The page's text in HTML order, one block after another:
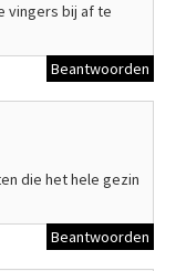
vingers bij af te
Beantwoorden
die het hele gezin
Beantwoorden